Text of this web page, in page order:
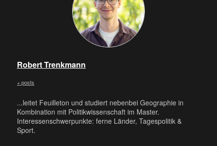
Robert Trenkmann
+ posts
...leitet Feuilleton und studiert nebenbei Geographie in
Kombination mit Politikwissenschaft im Master.
Interessenschwerpunkte: ferne Länder, Tagespolitik &
Sport.